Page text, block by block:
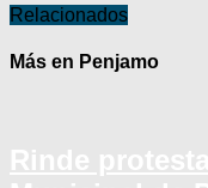
Relacionados
Más en Penjamo